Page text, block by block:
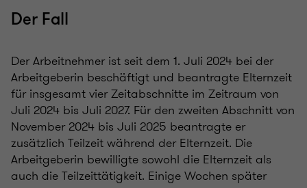
Der Fall
Der Arbeitnehmer ist seit dem 1. Juli 2024 bei der
Arbeitgeberin beschäftigt und beantragte Elternzeit
für insgesamt vier Zeitabschnitte im Zeitraum von
Juli 2024 bis Juli 2027. Für den zweiten Abschnitt von
November 2024 bis Juli 2025 beantragte er
zusätzlich Teilzeit während der Elternzeit. Die
Arbeitgeberin bewilligte sowohl die Elternzeit als
auch die Teilzeittätigkeit. Einige Wochen später